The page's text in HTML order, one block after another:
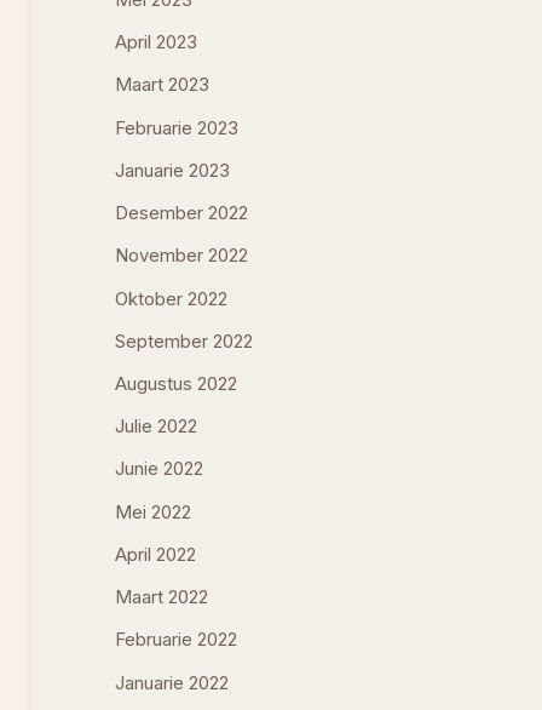
April 2023
Maart 2023
Februarie 2023
Januarie 2023
Desember 2022
November 2022
Oktober 2022
September 2022
Augustus 2022
Julie 2022
Junie 2022
Mei 2022
April 2022
Maart 2022
Februarie 2022
Januarie 2022